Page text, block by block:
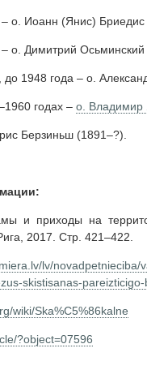
о. Иоанн (Янис) Бриедис
о. Димитрий Осьминский
до 1948 года – о.
годах – о. Владимир
Берзиньш (1891–?).
и приходы на
2017. Cтр. 421–422.
lv/
skistisanas-
wiki/Ska%C5%86kalne
?object=07596